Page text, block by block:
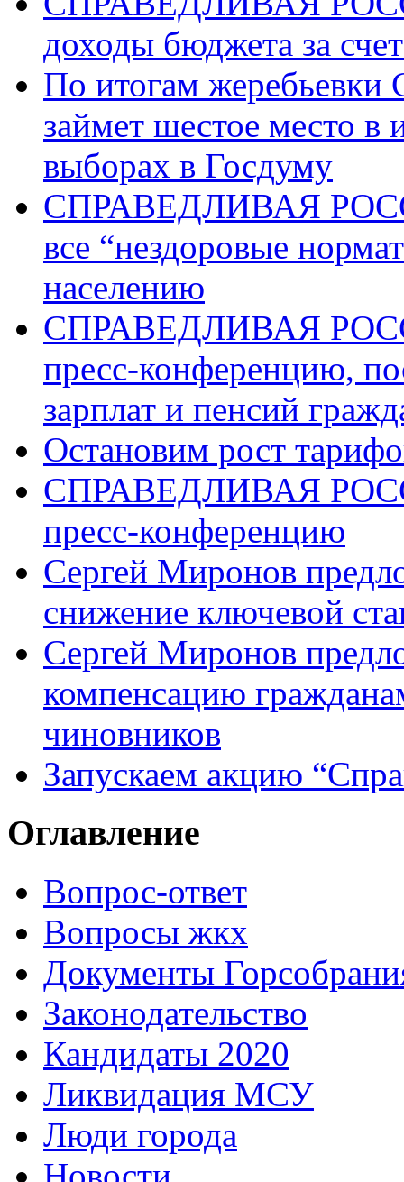
доходы бюджета за
По итогам
займет шестое место в
выборах в Госдуму
СПРАВЕДЛИВАЯ
все “нездоровые
населению
СПРАВЕДЛИВАЯ
пресс-конференцию,
зарплат и пенсий
Остановим рост
СПРАВЕДЛИВАЯ
пресс-конференцию
Сергей Миронов
снижение ключевой
Сергей Миронов
компенсацию
чиновников
Запускаем акцию
Оглавление
Вопрос-ответ
Вопросы жкх
Документы
Законодательство
Кандидаты 2020
Ликвидация МСУ
Люди города